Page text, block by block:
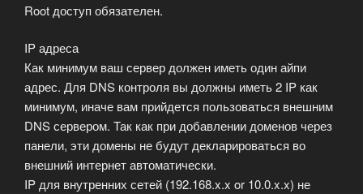
Root доступ обязателен.
IP адреса
Как минимум ваш сервер должен иметь один айпи
адрес. Для DNS контроля вы должны иметь 2 IP как
минимум, иначе вам прийдется пользоваться внешним
DNS сервером. Так как при добавлении доменов через
панели, эти домены не будут декларироваться во
внешний интернет автоматически.
IP для внутренних сетей (192.168.x.x or 10.0.x.x) не